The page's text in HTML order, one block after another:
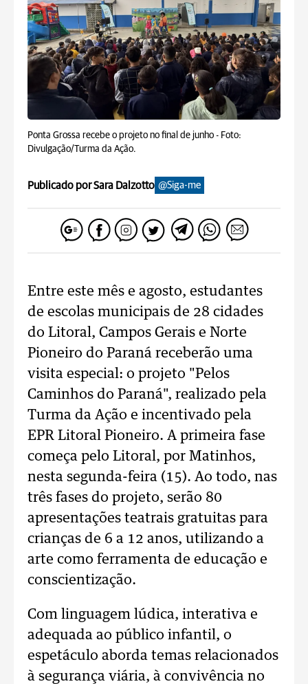
Ponta Grossa recebe o projeto no final de junho - Foto:
Divulgação/Turma da Ação.
Publicado por Sara Dalzotto @Siga-me
Entre este mês e agosto, estudantes
de escolas municipais de 28 cidades
do Litoral, Campos Gerais e Norte
Pioneiro do Paraná receberão uma
visita especial: o projeto "Pelos
Caminhos do Paraná", realizado pela
Turma da Ação e incentivado pela
EPR Litoral Pioneiro. A primeira fase
começa pelo Litoral, por Matinhos,
nesta segunda-feira (15). Ao todo, nas
três fases do projeto, serão 80
apresentações teatrais gratuitas para
crianças de 6 a 12 anos, utilizando a
arte como ferramenta de educação e
conscientização.
Com linguagem lúdica, interativa e
adequada ao público infantil, o
espetáculo aborda temas relacionados
à segurança viária, à convivência no